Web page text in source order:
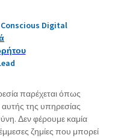
Digital
παρέχεται όπως
της υπηρεσίας
Δεν φέρουμε καμία
ζημίες που μπορεί